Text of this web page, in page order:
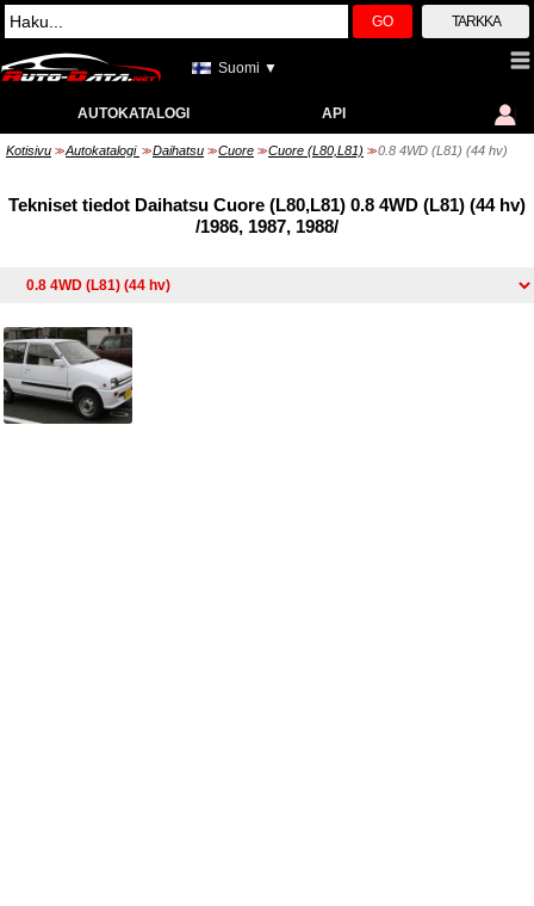
GO TARKKA
Suomi ▼
AUTOKATALOGI API
Kotisivu >> Autokatalogi >> Daihatsu >> Cuore >> Cuore (L80,L81) >> 0.8 4WD (L81) (44 hv)
Tekniset tiedot Daihatsu Cuore (L80,L81) 0.8 4WD (L81) (44 hv)
/1986, 1987, 1988/